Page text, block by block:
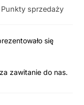
Punkty sprzedaży
się
zawitanie do nas.